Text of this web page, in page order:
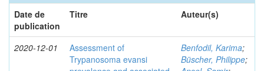
Date de
publication
Titre Auteur(s)
2020-12-01
Assessment of
Trypanosoma evansi
Benfodil, Karima;
Büscher, Philippe;